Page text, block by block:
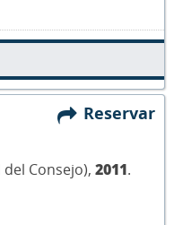
Reservar
Consejo), 2011.